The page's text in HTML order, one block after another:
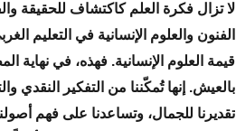
لا تزال فكرة العلم كاكتشاف للحقيقة
الفنون والعلوم الإنسانية في التعليم
قيمة العلوم الإنسانية. فهذه، في نهاية
بالعيش. إنها تُمكّننا من التفكير النقدي
تقديرنا للجمال، وتساعدنا على فهم